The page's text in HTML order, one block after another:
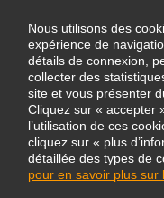
Nous utilisons des
expérience de
détails de connexion,
collecter des
site et vous présenter
Cliquez sur « accepter
l’utilisation de ces
cliquez sur « plus
détaillée des types de
pour en savoir plus sur